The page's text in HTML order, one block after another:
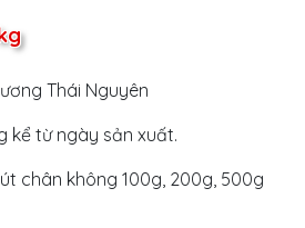
Thái Nguyên
kể từ ngày sản xuất.
chân không 100g, 200g, 500g